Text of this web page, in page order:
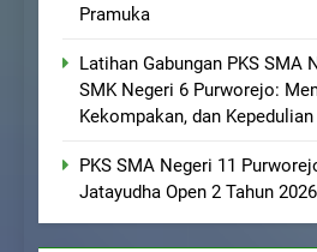
Pramuka
Latihan Gabungan PKS SMA
SMK Negeri 6 Purworejo:
Kekompakan, dan Kepedulian
PKS SMA Negeri 11
Jatayudha Open 2 Tahun 2026